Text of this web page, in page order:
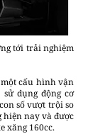
tới trải nghiệm
cấu hình vận
dụng động cơ
số vượt trội so
hiện nay và được
xăng 160cc.